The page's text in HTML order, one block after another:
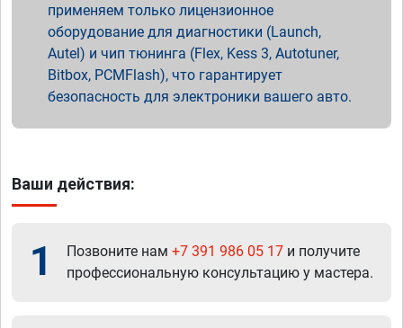
применяем только лицензионное
оборудование для диагностики (Launch,
Autel) и чип тюнинга (Flex, Kess 3, Autotuner,
Bitbox, PCMFlash), что гарантирует
безопасность для электроники вашего авто.
Ваши действия:
1 Позвоните нам +7 391 986 05 17 и получите
профессиональную консультацию у мастера.